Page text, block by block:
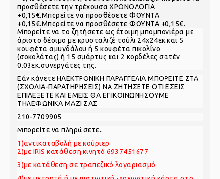
προσθέσετε την τρέχουσα ΧΡΟΝΟΛΟΓΙΑ
+0,15€.Μπορείτε να προσθέσετε ΦΟΥΝΤΑ
+0,15€.Μπορείτε να προσθέσετε ΦΟΥΝΤΑ +0,15€.
Μπορείτε να το ζητήσετε ως έτοιμη μπομπονιέρα με
άριστο δέσιμο με κρυσταλιζέ τούλι 24χ24εκ.και 5
κουφέτα αμυγδάλου ή 5 κουφέτα πικολίνο
(σοκολάτας) ή 15 σμάρτυς και 2 κορδέλες σατέν
0.03εκ.συνεργάτες της.
Εάν κάνετε ΗΛΕΚΤΡΟΝΙΚΗ ΠΑΡΑΓΓΕΛΙΑ ΜΠΟΡΕΙΤΕ ΣΤΑ
(ΣΧΟΛΙΑ-ΠΑΡΑΤΗΡΗΣΕΙΣ) ΝΑ ΖΗΤΗΣΕΤΕ ΟΤΙ ΕΣΕΙΣ
ΕΠΙΛΕΞΕΤΕ ΚΑΙ ΕΜΕΙΣ ΘΑ ΕΠΙΚΟΙΝΩΝΗΣΟΥΜΕ
ΤΗΛΕΦΩΝΙΚΑ ΜΑΖΙ ΣΑΣ
210-7709905
Mπορείτε να πληρώσετε..
1)αντικαταβολή με κούριερ
2)με IRIS κατάθεση κινητό 6937451677
3)με κατάθεση σε τραπεζικό λογαριασμό